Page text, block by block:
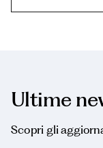
Ultime
Scopri gli